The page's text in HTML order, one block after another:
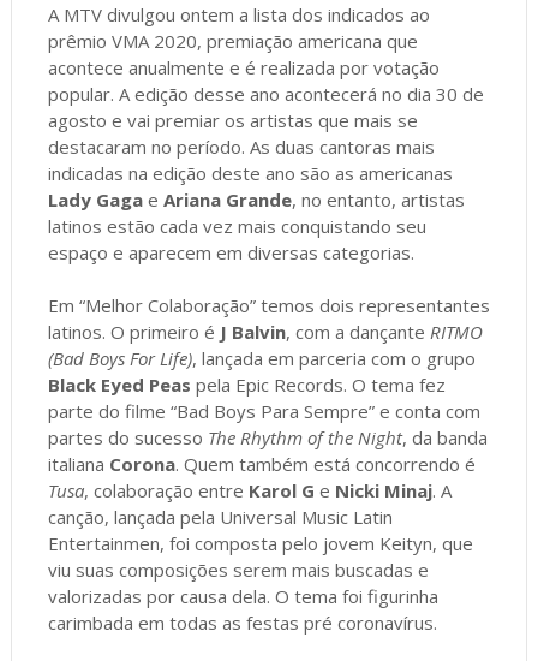
A MTV divulgou ontem a lista dos indicados ao
prêmio VMA 2020, premiação americana que
acontece anualmente e é realizada por votação
popular. A edição desse ano acontecerá no dia 30 de
agosto e vai premiar os artistas que mais se
destacaram no período. As duas cantoras mais
indicadas na edição deste ano são as americanas
Lady Gagae Ariana Grande, no entanto, artistas
latinos estão cada vez mais conquistando seu
espaço e aparecem em diversas categorias.
Em “Melhor Colaboração” temos dois representantes
latinos. O primeiro é J Balvin, com a dançante RITMO
(Bad Boys For Life), lançada em parceria com o grupo
Black Eyed Peas pela Epic Records. O tema fez
parte do filme “Bad Boys Para Sempre” e conta com
partes do sucesso The Rhythm of the Night, da banda
italiana Corona. Quem também está concorrendo é
Tusa, colaboração entre Karol G e Nicki Minaj. A
canção, lançada pela Universal Music Latin
Entertainmen, foi composta pelo jovem Keityn, que
viu suas composições serem mais buscadas e
valorizadas por causa dela. O tema foi figurinha
carimbada em todas as festas pré coronavírus.